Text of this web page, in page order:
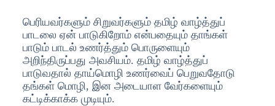
பெரியவர்களும் சிறுவர்களும் தமிழ் வாழ்த்துப்
பாடலை ஏன் பாடுகிறோம் என்பதையும் தாங்கள்
பாடும் பாடல் உணர்த்தும் பொருளையும்
அறிந்திருப்பது அவசியம். தமிழ் வாழ்த்துப்
பாடுவதால் தாய்மொழி உணர்வைப் பெறுவதோடு
தங்கள் மொழி, இன அடையாள வேர்களையும்
கட்டிக்காக்க முடியும்.